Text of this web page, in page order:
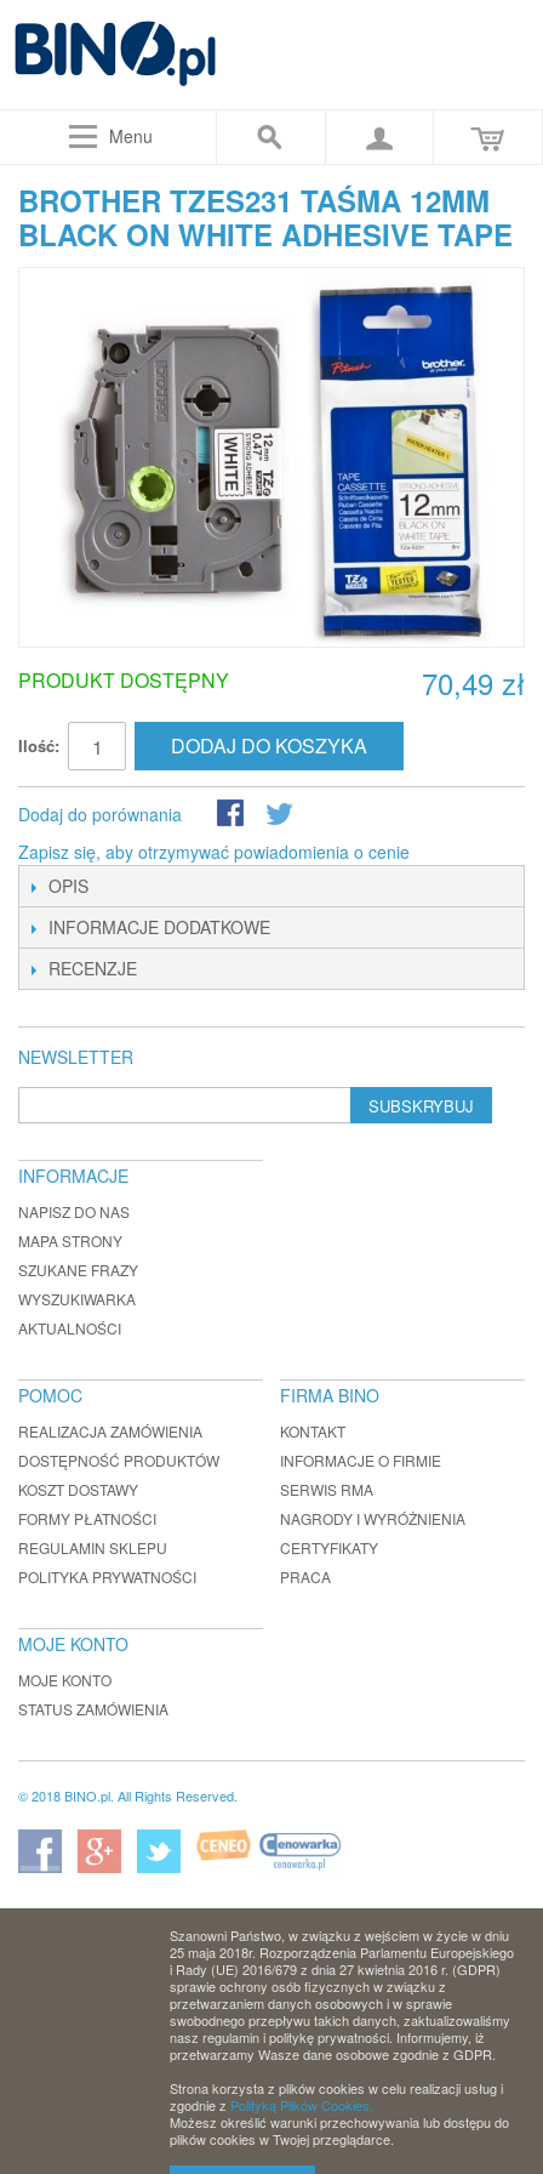
Menu
BROTHER TZES231 TAŚMA 12MM
BLACK ON WHITE ADHESIVE TAPE
70,49 zł
PRODUKT DOSTĘPNY
Ilość: DODAJ DO KOSZYKA
Dodaj do porównania
Zapisz się, aby otrzymywać powiadomienia o cenie
OPIS
INFORMACJE DODATKOWE
RECENZJE
NEWSLETTER
SUBSKRYBUJ
INFORMACJE
NAPISZ DO NAS
MAPA STRONY
SZUKANE FRAZY
WYSZUKIWARKA
AKTUALNOŚCI
POMOC
REALIZACJA ZAMÓWIENIA
DOSTĘPNOŚĆ PRODUKTÓW
KOSZT DOSTAWY
FORMY PŁATNOŚCI
REGULAMIN SKLEPU
POLITYKA PRYWATNOŚCI
FIRMA BINO
KONTAKT
INFORMACJE O FIRMIE
SERWIS RMA
NAGRODY I WYRÓŻNIENIA
CERTYFIKATY
PRACA
MOJE KONTO
MOJE KONTO
STATUS ZAMÓWIENIA
© 2018 BINO.pl. All Rights Reserved.
Szanowni Państwo, w związku z wejściem w życie w dniu
25 maja 2018r. Rozporządzenia Parlamentu Europejskiego
i Rady (UE) 2016/679 z dnia 27 kwietnia 2016 r. (GDPR)
sprawie ochrony osób fizycznych w związku z
przetwarzaniem danych osobowych i w sprawie
swobodnego przepływu takich danych, zaktualizowaliśmy
nasz regulamin i politykę prywatności. Informujemy, iż
przetwarzamy Wasze dane osobowe zgodnie z GDPR.
Strona korzysta z plików cookies w celu realizacji usług i
zgodnie z Polityką Plików Cookies.
Możesz określić warunki przechowywania lub dostępu do
plików cookies w Twojej przeglądarce.